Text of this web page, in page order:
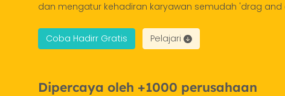
dan mengatur kehadiran karyawan semudah 'drag and
Coba Hadirr Gratis Pelajari
Dipercaya oleh +1000 perusahaan